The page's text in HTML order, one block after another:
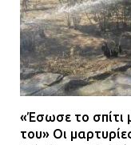
«Έσωσε το σπίτι
του» Οι